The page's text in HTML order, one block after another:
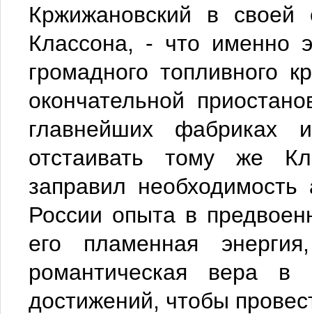
Кржижановский в своей
Классона, - что именно
громадного топливного
окончательной
главнейших
отстаивать тому же
заправил необходимость
России опыта в
его пламенная
романтическая вера в
достижений, чтобы